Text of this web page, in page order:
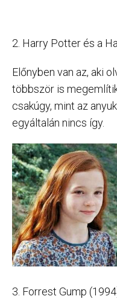
2. Harry Potter és a
Előnyben van az, aki
többször is
csakúgy, mint az
egyáltalán nincs így.
3. Forrest Gump